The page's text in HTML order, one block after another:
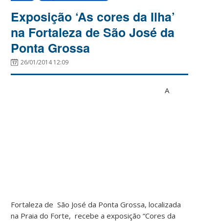
Exposição ‘As cores da Ilha’
na Fortaleza de São José da
Ponta Grossa
26/01/2014 12:09
A
Fortaleza de São José da Ponta Grossa, localizada
na Praia do Forte, recebe a exposição “Cores da